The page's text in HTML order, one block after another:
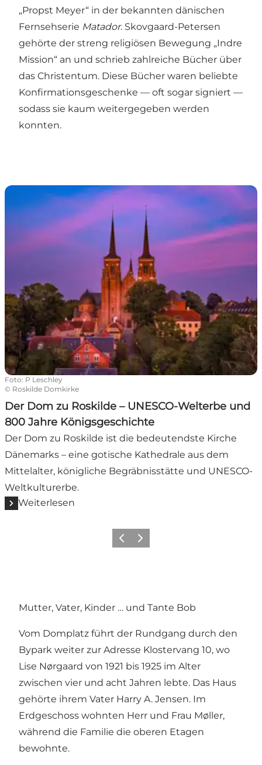
„Propst Meyer“ in der bekannten dänischen
Fernsehserie Matador. Skovgaard-Petersen
gehörte der streng religiösen Bewegung „Indre
Mission“ an und schrieb zahlreiche Bücher über
das Christentum. Diese Bücher waren beliebte
Konfirmationsgeschenke — oft sogar signiert —
sodass sie kaum weitergegeben werden
konnten.
Der Dom zu Roskilde – UNESCO-Welterbe und 800
Foto: P Leschley
© Roskilde Domkirke
Der Dom zu Roskilde – UNESCO-Welterbe und
800 Jahre Königsgeschichte
Der Dom zu Roskilde ist die bedeutendste Kirche
Dänemarks – eine gotische Kathedrale aus dem
Mittelalter, königliche Begräbnisstätte und UNESCO-
Weltkulturerbe.
Weiterlesen
Vorherige Folie
Nächste Folie
Mutter, Vater, Kinder … und Tante Bob
Vom Domplatz führt der Rundgang durch den
Bypark weiter zur Adresse Klostervang 10, wo
Lise Nørgaard von 1921 bis 1925 im Alter
zwischen vier und acht Jahren lebte. Das Haus
gehörte ihrem Vater Harry A. Jensen. Im
Erdgeschoss wohnten Herr und Frau Møller,
während die Familie die oberen Etagen
bewohnte.